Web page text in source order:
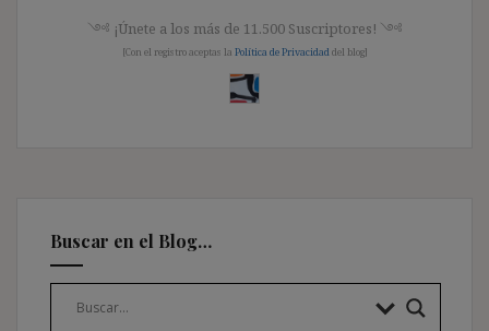
༺ ¡Únete a los más de 11.500 Suscriptores! ༺
[Con el registro aceptas la Política de Privacidad del blog]
Buscar en el Blog…